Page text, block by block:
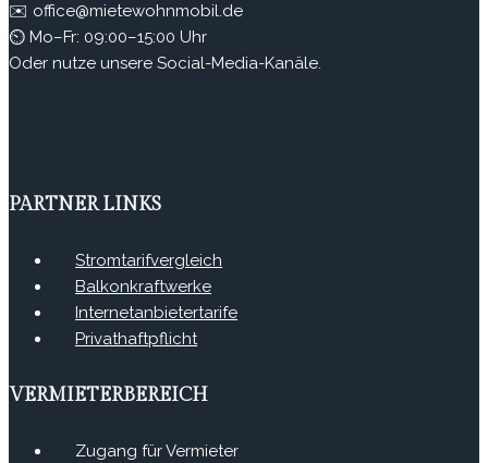
✉️ office@mietewohnmobil.de
⏲ Mo–Fr: 09:00–15:00 Uhr
Oder nutze unsere Social-Media-Kanäle.
PARTNER LINKS
Stromtarifvergleich
Balkonkraftwerke
Internetanbietertarife
Privathaftpflicht
VERMIETERBEREICH
Zugang für Vermieter